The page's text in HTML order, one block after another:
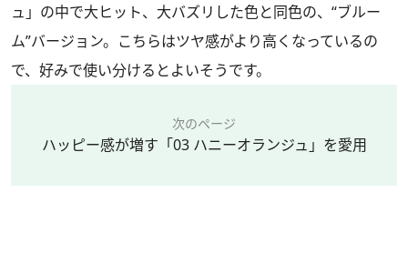
ュ」の中で大ヒット、大バズリした色と同色の、“ブルー
ム”バージョン。こちらはツヤ感がより高くなっているの
で、好みで使い分けるとよいそうです。
次のページ
ハッピー感が増す「03 ハニーオランジュ」を愛用